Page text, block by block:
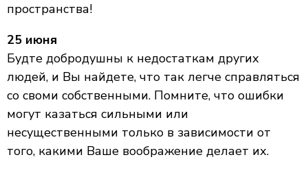
пространства!
25 июня
Будте добродушны к недостаткам других
людей, и Вы найдете, что так легче справляться
со своми собственными. Помните, что ошибки
могут казаться сильными или
несущественными только в зависимости от
того, какими Ваше воображение делает их.